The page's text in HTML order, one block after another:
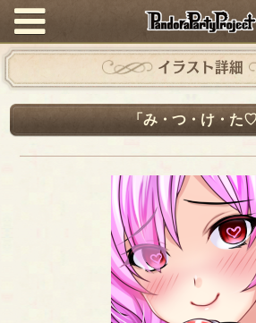
イラスト詳細
「み・つ・け・た♡